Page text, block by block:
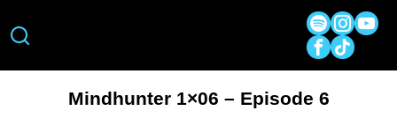
Mindhunter 1×06 – Episode 6